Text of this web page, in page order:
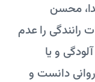
محسن
رانندگی را عدم
و یا
دانست و